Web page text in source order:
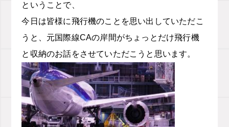
ということで、
今日は皆様に飛行機のことを思い出していただこ
うと、元国際線CAの岸間がちょっとだけ飛行機
と収納のお話をさせていただこうと思います。